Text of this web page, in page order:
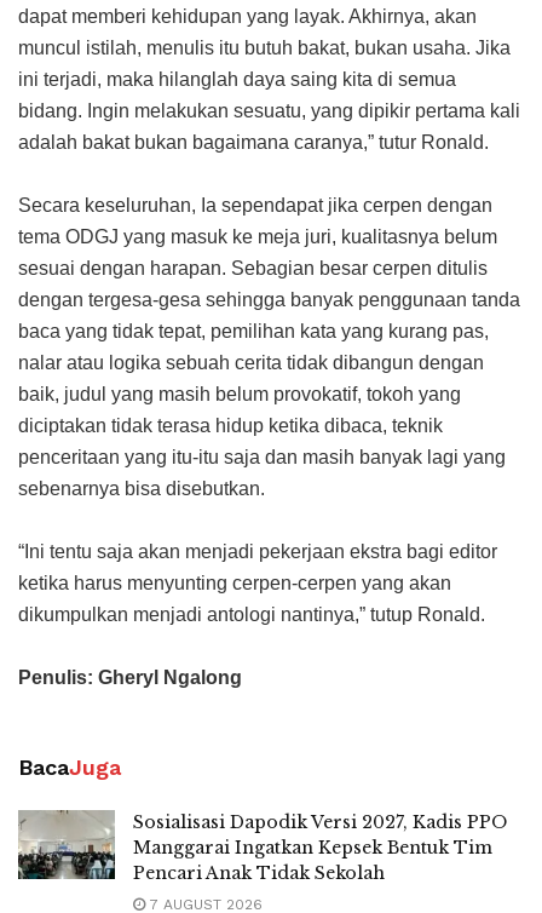
dapat memberi kehidupan yang layak. Akhirnya, akan
muncul istilah, menulis itu butuh bakat, bukan usaha. Jika
ini terjadi, maka hilanglah daya saing kita di semua
bidang. Ingin melakukan sesuatu, yang dipikir pertama kali
adalah bakat bukan bagaimana caranya,” tutur Ronald.
Secara keseluruhan, Ia sependapat jika cerpen dengan
tema ODGJ yang masuk ke meja juri, kualitasnya belum
sesuai dengan harapan. Sebagian besar cerpen ditulis
dengan tergesa-gesa sehingga banyak penggunaan tanda
baca yang tidak tepat, pemilihan kata yang kurang pas,
nalar atau logika sebuah cerita tidak dibangun dengan
baik, judul yang masih belum provokatif, tokoh yang
diciptakan tidak terasa hidup ketika dibaca, teknik
penceritaan yang itu-itu saja dan masih banyak lagi yang
sebenarnya bisa disebutkan.
“Ini tentu saja akan menjadi pekerjaan ekstra bagi editor
ketika harus menyunting cerpen-cerpen yang akan
dikumpulkan menjadi antologi nantinya,” tutup Ronald.
Penulis: Gheryl Ngalong
BacaJuga
Sosialisasi Dapodik Versi 2027, Kadis PPO
Manggarai Ingatkan Kepsek Bentuk Tim
Pencari Anak Tidak Sekolah
7 AUGUST 2026